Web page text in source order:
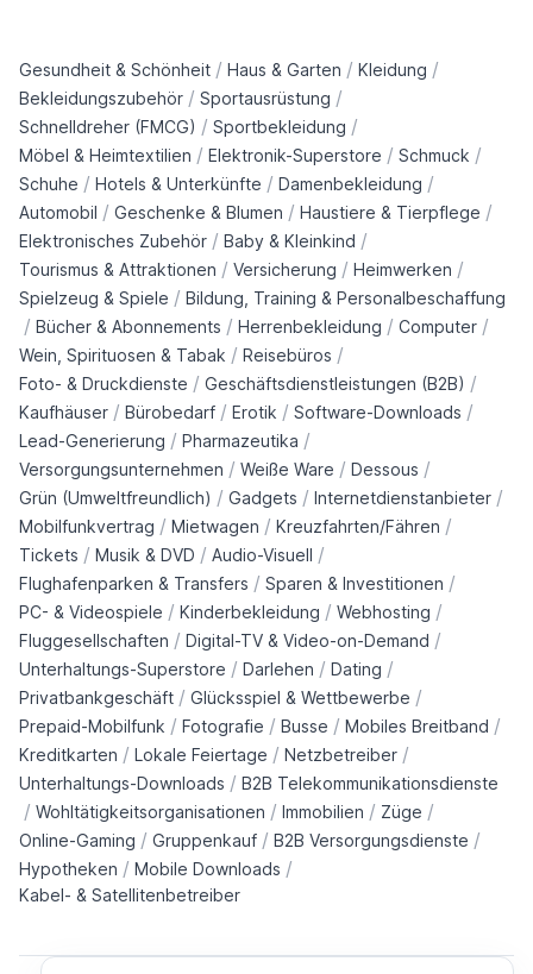
Gesundheit & Schönheit / Haus & Garten / Kleidung /
Bekleidungszubehör / Sportausrüstung /
Schnelldreher (FMCG) / Sportbekleidung /
Möbel & Heimtextilien / Elektronik-Superstore / Schmuck /
Schuhe / Hotels & Unterkünfte / Damenbekleidung /
Automobil / Geschenke & Blumen / Haustiere & Tierpflege /
Elektronisches Zubehör / Baby & Kleinkind /
Tourismus & Attraktionen / Versicherung / Heimwerken /
Spielzeug & Spiele / Bildung, Training & Personalbeschaffung
/ Bücher & Abonnements / Herrenbekleidung / Computer /
Wein, Spirituosen & Tabak / Reisebüros /
Foto- & Druckdienste / Geschäftsdienstleistungen (B2B) /
Kaufhäuser / Bürobedarf / Erotik / Software-Downloads /
Lead-Generierung / Pharmazeutika /
Versorgungsunternehmen / Weiße Ware / Dessous /
Grün (Umweltfreundlich) / Gadgets / Internetdienstanbieter /
Mobilfunkvertrag / Mietwagen / Kreuzfahrten/Fähren /
Tickets / Musik & DVD / Audio-Visuell /
Flughafenparken & Transfers / Sparen & Investitionen /
PC- & Videospiele / Kinderbekleidung / Webhosting /
Fluggesellschaften / Digital-TV & Video-on-Demand /
Unterhaltungs-Superstore / Darlehen / Dating /
Privatbankgeschäft / Glücksspiel & Wettbewerbe /
Prepaid-Mobilfunk / Fotografie / Busse / Mobiles Breitband /
Kreditkarten / Lokale Feiertage / Netzbetreiber /
Unterhaltungs-Downloads / B2B Telekommunikationsdienste
/ Wohltätigkeitsorganisationen / Immobilien / Züge /
Online-Gaming / Gruppenkauf / B2B Versorgungsdienste /
Hypotheken / Mobile Downloads /
Kabel- & Satellitenbetreiber